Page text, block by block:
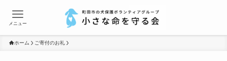
メニュー
ホーム ご寄付のお礼